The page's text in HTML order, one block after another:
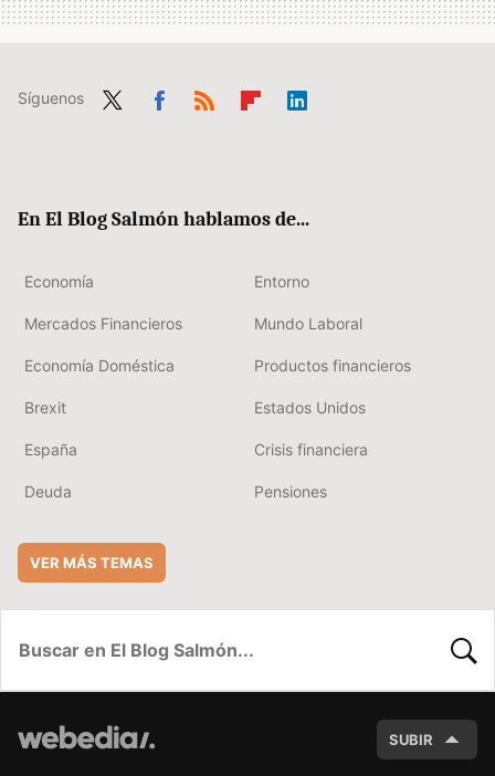
Síguenos
En El Blog Salmón hablamos de...
Economía Entorno
Mercados Financieros Mundo Laboral
Economía Doméstica Productos financieros
Brexit Estados Unidos
España Crisis financiera
Deuda Pensiones
VER MÁS TEMAS
SUBIR